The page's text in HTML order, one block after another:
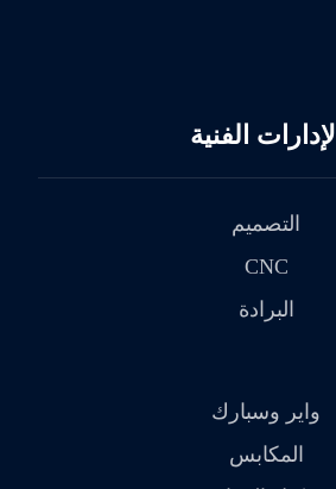
الإدارات الفنية
التصميم
CNC
البرادة
واير وسبارك
المكابس